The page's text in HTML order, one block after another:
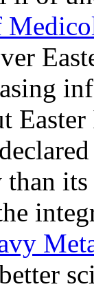
than its